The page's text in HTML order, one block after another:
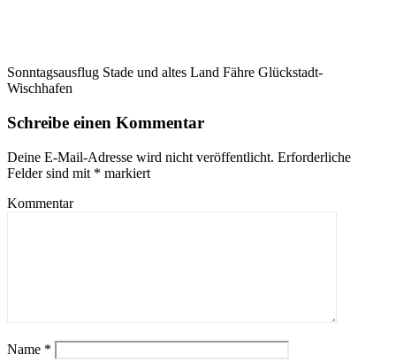
Sonntagsausflug Stade und altes Land Fähre Glückstadt-
Wischhafen
Schreibe einen Kommentar
Deine E-Mail-Adresse wird nicht veröffentlicht. Erforderliche
Felder sind mit * markiert
Kommentar
Name *